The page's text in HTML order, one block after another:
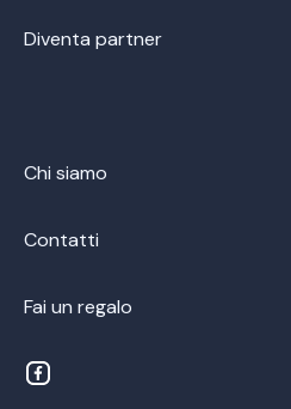
Diventa partner
Chi siamo
Contatti
Fai un regalo